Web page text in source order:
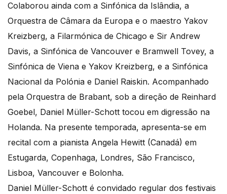
Colaborou ainda com a Sinfónica da Islândia, a
Orquestra de Câmara da Europa e o maestro Yakov
Kreizberg, a Filarmónica de Chicago e Sir Andrew
Davis, a Sinfónica de Vancouver e Bramwell Tovey, a
Sinfónica de Viena e Yakov Kreizberg, e a Sinfónica
Nacional da Polónia e Daniel Raiskin. Acompanhado
pela Orquestra de Brabant, sob a direção de Reinhard
Goebel, Daniel Müller-Schott tocou em digressão na
Holanda. Na presente temporada, apresenta-se em
recital com a pianista Angela Hewitt (Canadá) em
Estugarda, Copenhaga, Londres, São Francisco,
Lisboa, Vancouver e Bolonha.
Daniel Müller-Schott é convidado regular dos festivais